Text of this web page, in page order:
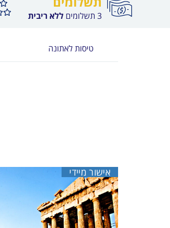
3 תשלומים ללא ריבית
טיסות לאתונה
אישור מיידי